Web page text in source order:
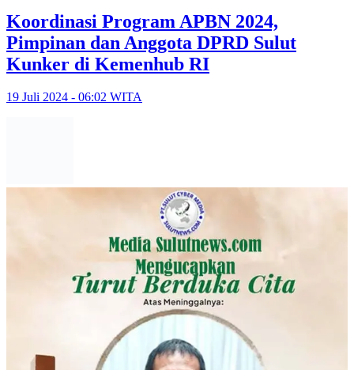
Koordinasi Program APBN 2024,
Pimpinan dan Anggota DPRD Sulut
Kunker di Kemenhub RI
19 Juli 2024 - 06:02 WITA